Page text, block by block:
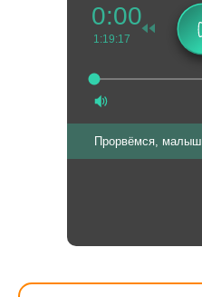
0:00
1:19:17
Прорвёмся, малыш